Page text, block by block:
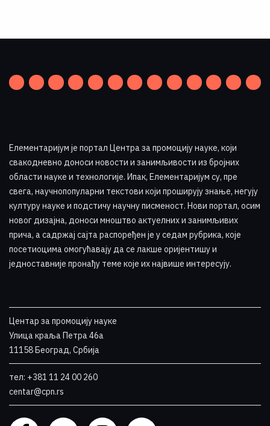
Елементаријум је портал Центра за промоцију науке, који
свакодневно доноси новости и занимљивости из бројних
области науке и технологије. Ипак, Елементаријум су, пре
свега, научнопопуларни текстови који проширују знање, негују
културу науке и подстичу научну писменост. Нови портал, осим
новог дизајна, доноси мноштво актуелних и занимљивих
прича, а садржај сајта распоређен је у седам рубрика, које
посетиоцима омогућавају да се лакше оријентишу и
једноставније пронађу теме које их највише интересују.
Центар за промоцију науке
Улица краља Петра 46a
11158 Београд, Србија
тел: +381 11 24 00 260
centar@cpn.rs